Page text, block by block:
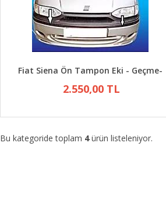
Fiat Siena Ön Tampon Eki - Geçme-
2.550,00 TL
Bu kategoride toplam 4ürün listeleniyor.